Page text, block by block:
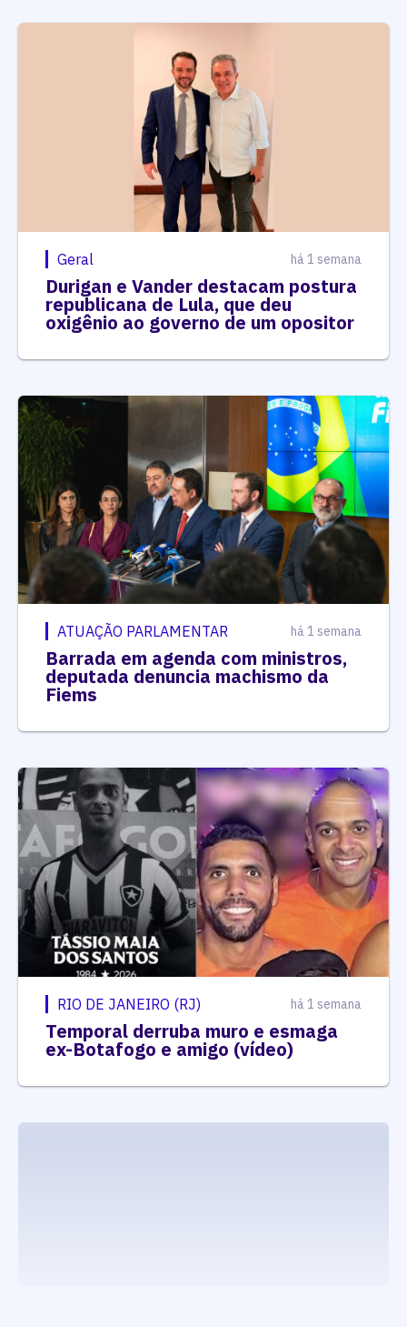
Geral há 1 semana
Durigan e Vander destacam postura
republicana de Lula, que deu
oxigênio ao governo de um opositor
ATUAÇÃO PARLAMENTAR há 1 semana
Barrada em agenda com ministros,
deputada denuncia machismo da
Fiems
RIO DE JANEIRO (RJ) há 1 semana
Temporal derruba muro e esmaga
ex-Botafogo e amigo (vídeo)